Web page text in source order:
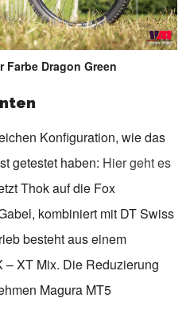
Farbe Dragon Green
Konfiguration, wie das
getestet haben: Hier geht es
Thok auf die Fox
kombiniert mit DT Swiss
besteht aus einem
XT Mix. Die Reduzierung
Magura MT5